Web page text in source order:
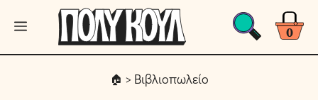
Μετάβαση
περιεχόμενο
0
Μενού
> Βιβλιοπωλείο